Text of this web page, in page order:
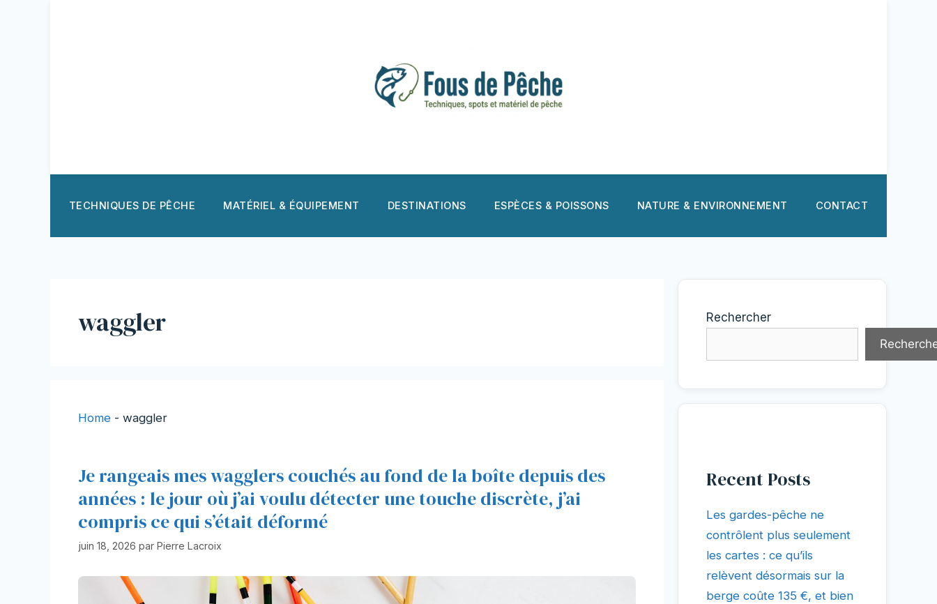
TECHNIQUES DE PÊCHE MATÉRIEL & ÉQUIPEMENT DESTINATIONS ESPÈCES & POISSONS NATURE & ENVIRONNEMENT CONTACT
waggler
Home - waggler
Je rangeais mes wagglers couchés au fond de la boîte depuis des
années : le jour où j’ai voulu détecter une touche discrète, j’ai
compris ce qui s’était déformé
juin 18, 2026 par Pierre Lacroix
Rechercher
Recent Posts
Les gardes-pêche ne
contrôlent plus seulement
les cartes : ce qu’ils
relèvent désormais sur la
berge coûte 135 €, et bien